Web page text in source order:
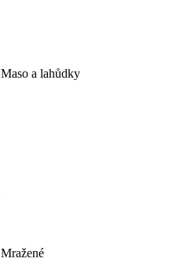
Maso a lahůdky
Mražené